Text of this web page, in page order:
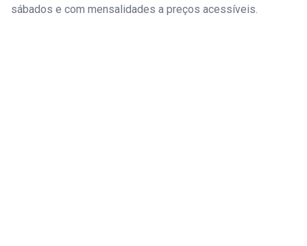
sábados e com mensalidades a preços acessíveis.